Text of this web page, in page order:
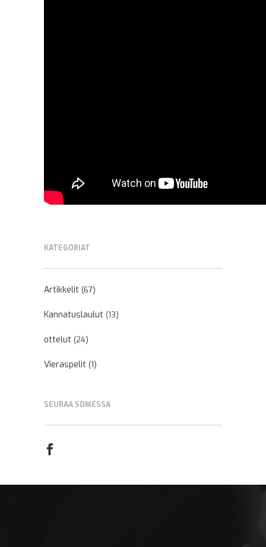
KATEGORIAT
Artikkelit (67)
Kannatuslaulut (13)
ottelut (24)
Vieraspelit (1)
SEURAA SOMESSA